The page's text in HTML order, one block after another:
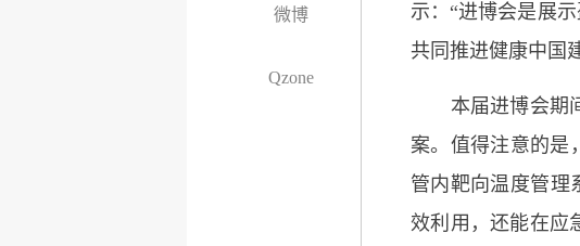
微博
Qzone
示：“进博会是展
共同推进健康中国
本届进博会期间
案。值得注意的是
管内靶向温度管理
效利用，还能在应